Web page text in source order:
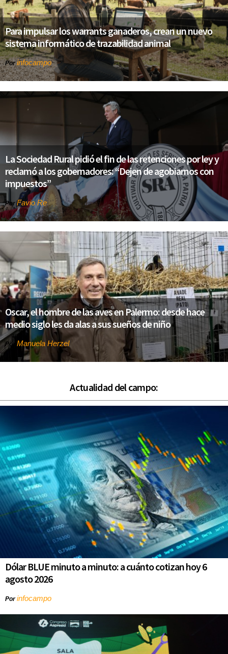
Para impulsar los warrants ganaderos, crean un nuevo
sistema informático de trazabilidad animal
Porinfocampo
La Sociedad Rural pidió el fin de las retenciones por ley y
reclamó a los gobernadores: “Dejen de agobiarnos con
impuestos”
PorFavio Re
Oscar, el hombre de las aves en Palermo: desde hace
medio siglo les da alas a sus sueños de niño
Por Manuela Herzel
Actualidad del campo:
Dólar BLUE minuto a minuto: a cuánto cotizan hoy 6
agosto 2026
Porinfocampo